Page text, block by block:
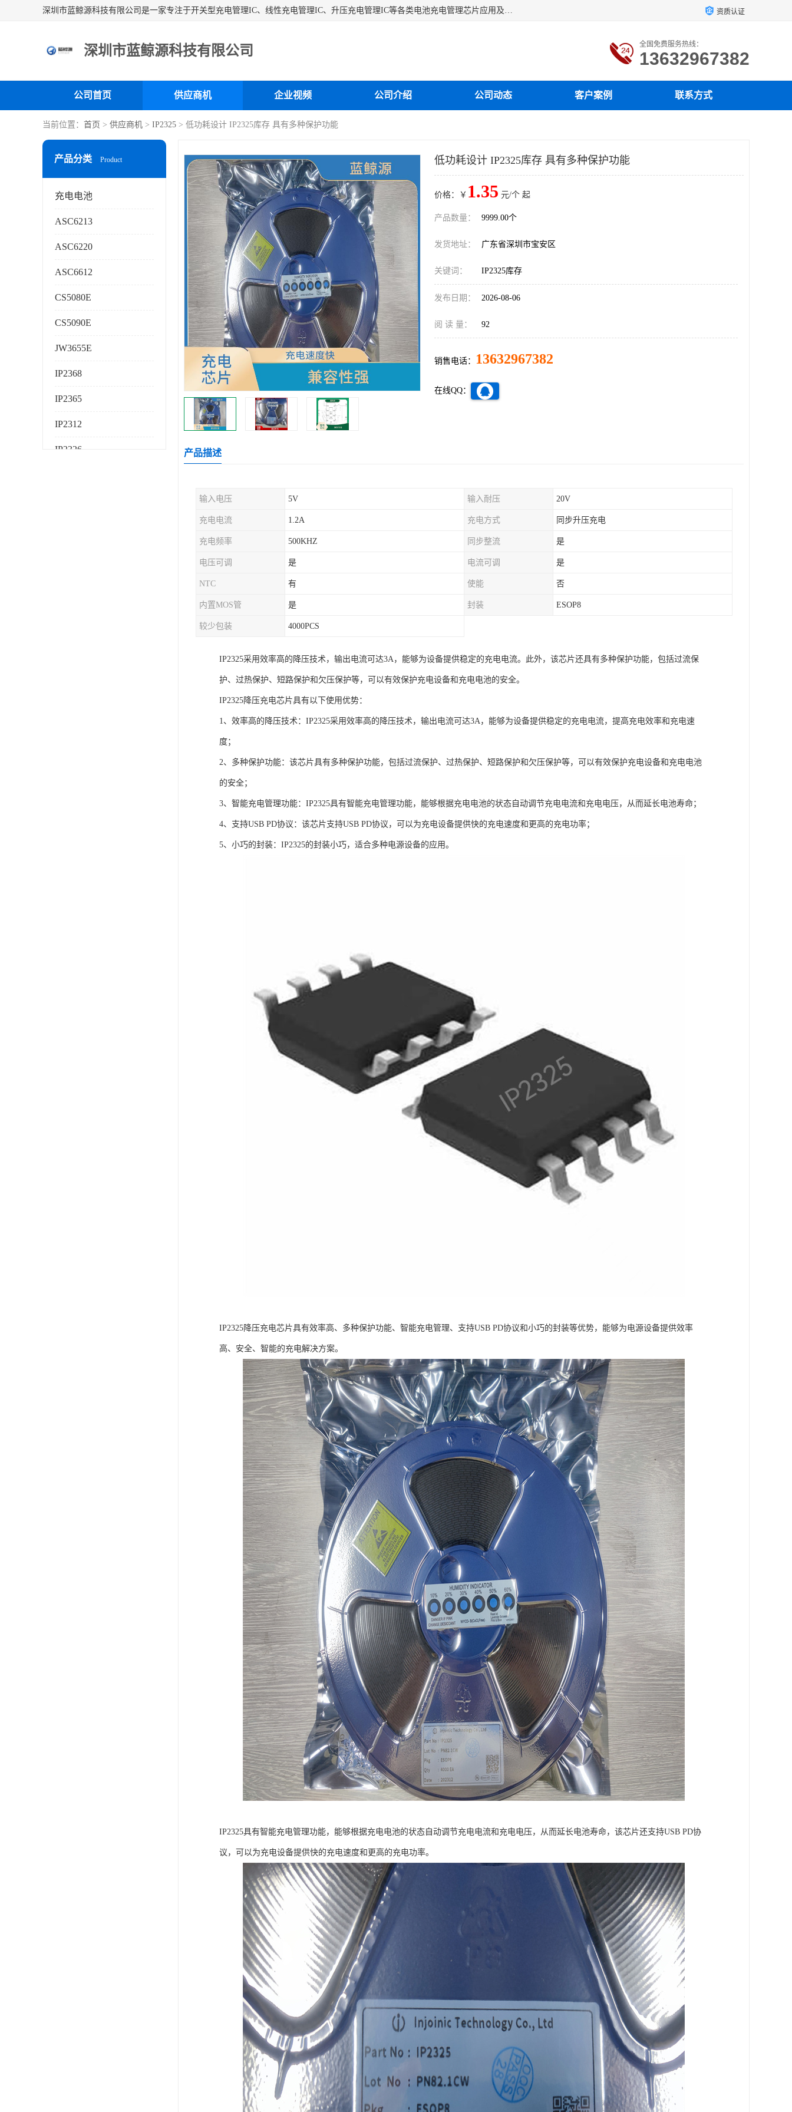
深圳市蓝鲸源科技有限公司是一家专注于开关型充电管理IC、线性充电管理IC、升压充电管理IC等各类电池充电管理芯片应用及芯片销售的企业，多年来公司为众多企业解决充电应用难题，设计缺陷，EMC超量等问题，是一家以充电技术指导为核心的充电芯片销售公司。 资质认证
深圳市蓝鲸源科技有限公司 全国免费服务热线：
13632967382
公司首页 供应商机 企业视频 公司介绍 公司动态 客户案例 联系方式
当前位置： 首页 > 供应商机 > IP2325 > 低功耗设计 IP2325库存 具有多种保护功能
产品分类 Product
充电电池
ASC6213
ASC6220
ASC6612
CS5080E
CS5090E
JW3655E
IP2368
IP2365
IP2312
IP2326
低功耗设计 IP2325库存 具有多种保护功能
价格：￥ 1.35 元/个 起
产品数量： 9999.00个
发货地址： 广东省深圳市宝安区
关键词： IP2325库存
发布日期： 2026-08-06
阅 读 量： 92
销售电话： 13632967382
在线QQ：
产品描述
输入电压 5V 输入耐压 20V
充电电流 1.2A 充电方式 同步升压充电
充电频率 500KHZ 同步整流 是
电压可调 是 电流可调 是
NTC 有 使能 否
内置MOS管 是 封装 ESOP8
较少包装 4000PCS
IP2325采用效率高的降压技术，输出电流可达3A，能够为设备提供稳定的充电电流。此外，该芯片还具有多种保护功能，包括过流保
护、过热保护、短路保护和欠压保护等，可以有效保护充电设备和充电电池的安全。
IP2325降压充电芯片具有以下使用优势：
1、效率高的降压技术：IP2325采用效率高的降压技术，输出电流可达3A，能够为设备提供稳定的充电电流，提高充电效率和充电速
度；
2、多种保护功能：该芯片具有多种保护功能，包括过流保护、过热保护、短路保护和欠压保护等，可以有效保护充电设备和充电电池
的安全；
3、智能充电管理功能：IP2325具有智能充电管理功能，能够根据充电电池的状态自动调节充电电流和充电电压，从而延长电池寿命；
4、支持USB PD协议：该芯片支持USB PD协议，可以为充电设备提供快的充电速度和更高的充电功率；
5、小巧的封装：IP2325的封装小巧，适合多种电源设备的应用。
IP2325降压充电芯片具有效率高、多种保护功能、智能充电管理、支持USB PD协议和小巧的封装等优势，能够为电源设备提供效率
高、安全、智能的充电解决方案。
IP2325具有智能充电管理功能，能够根据充电电池的状态自动调节充电电流和充电电压，从而延长电池寿命，该芯片还支持USB PD协
议，可以为充电设备提供快的充电速度和更高的充电功率。